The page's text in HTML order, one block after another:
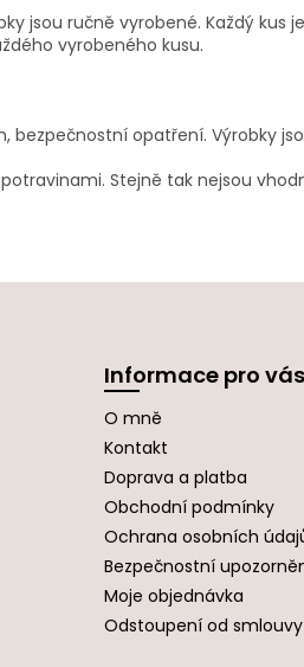
jsou ručně vyrobené. Každý
vyrobeného kusu.
bezpečnostní opatření. Výrobky
Stejně tak nejsou
Informace pro vás
O mně
Kontakt
Doprava a platba
Obchodní podmínky
Ochrana osobních
Bezpečnostní
Moje objednávka
Odstoupení od smlouvy